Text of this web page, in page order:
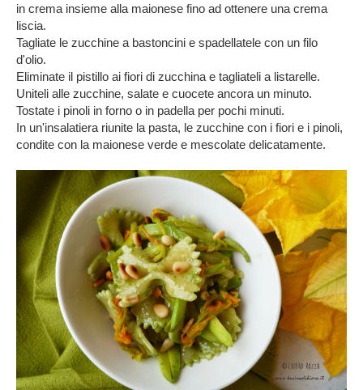
in crema insieme alla maionese fino ad ottenere una crema
liscia.
Tagliate le zucchine a bastoncini e spadellatele con un filo
d'olio.
Eliminate il pistillo ai fiori di zucchina e tagliateli a listarelle.
Uniteli alle zucchine, salate e cuocete ancora un minuto.
Tostate i pinoli in forno o in padella per pochi minuti.
In un'insalatiera riunite la pasta, le zucchine con i fiori e i pinoli,
condite con la maionese verde e mescolate delicatamente.